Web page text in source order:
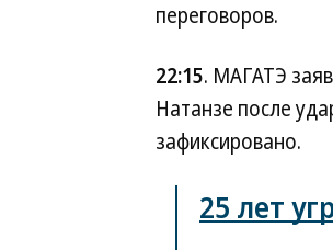
переговоров.
22:15. МАГАТЭ
Натанзе после
зафиксировано.
25 лет